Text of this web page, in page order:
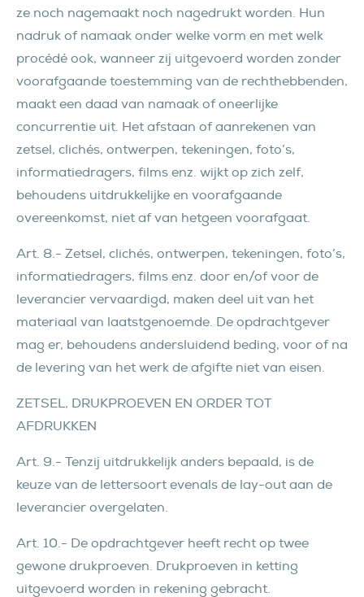
ze noch nagemaakt noch nagedrukt worden. Hun
nadruk of namaak onder welke vorm en met welk
procédé ook, wanneer zij uitgevoerd worden zonder
voorafgaande toestemming van de rechthebbenden,
maakt een daad van namaak of oneerlijke
concurrentie uit. Het afstaan of aanrekenen van
zetsel, clichés, ontwerpen, tekeningen, foto’s,
informatiedragers, films enz. wijkt op zich zelf,
behoudens uitdrukkelijke en voorafgaande
overeenkomst, niet af van hetgeen voorafgaat.
Art. 8.- Zetsel, clichés, ontwerpen, tekeningen, foto’s,
informatiedragers, films enz. door en/of voor de
leverancier vervaardigd, maken deel uit van het
materiaal van laatstgenoemde. De opdrachtgever
mag er, behoudens andersluidend beding, voor of na
de levering van het werk de afgifte niet van eisen.
ZETSEL, DRUKPROEVEN EN ORDER TOT
AFDRUKKEN
Art. 9.- Tenzij uitdrukkelijk anders bepaald, is de
keuze van de lettersoort evenals de lay-out aan de
leverancier overgelaten.
Art. 10.- De opdrachtgever heeft recht op twee
gewone drukproeven. Drukproeven in ketting
uitgevoerd worden in rekening gebracht.